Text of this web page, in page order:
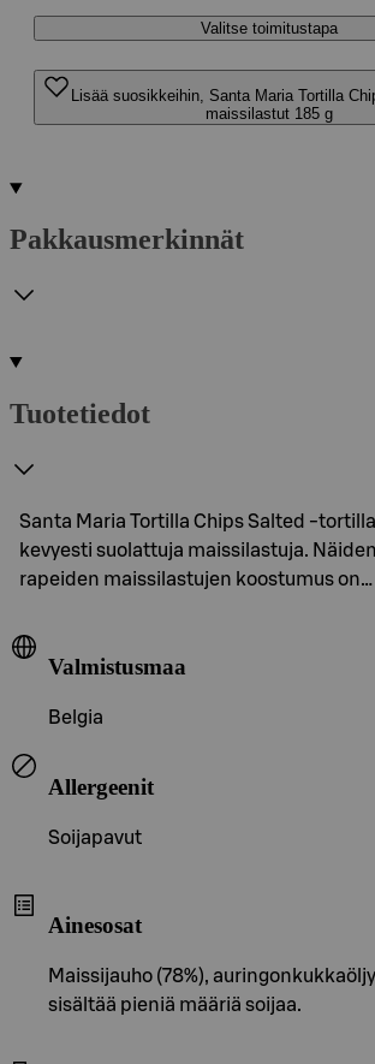
Valitse toimitustapa
Lisää suosikkeihin, Santa Maria Tortilla
maissilastut 185 g
Pakkausmerkinnät
Tuotetiedot
Santa Maria Tortilla Chips Salted -
kevyesti suolattuja maissilastuja.
rapeiden maissilastujen koostumus on…
Valmistusmaa
Belgia
Allergeenit
Soijapavut
Ainesosat
Maissijauho (78%),
sisältää pieniä määriä soijaa.